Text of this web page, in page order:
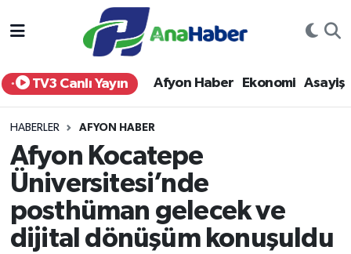
TV3 Canlı Yayın Afyon Haber Ekonomi Asayiş
HABERLER AFYON HABER
Afyon Kocatepe
Üniversitesi’nde
posthüman gelecek ve
dijital dönüşüm konuşuldu
Yurt Haber
Afyon Haber
Siyaset
Spor
Afyonkarahisar Nöbetçi Eczaneler
Afyonkarahisar Hava Durumu
Afyonkarahisar Trafik Yoğunluk Haritası
Süper Lig Puan Durumu ve Fikstür